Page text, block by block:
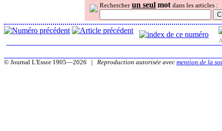
Rechercher un seul mot dans les articles :
© Journal L'Essor 1905—2026 | Reproduction autorisée avec mention de la